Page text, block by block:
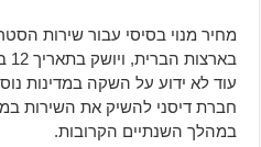
בארצות הברית, ויושק בתאריך 12 בנובמבר הקרוב.
עוד לא ידוע על השקה במדינות
חברת דיסני להשיק את השירות
במהלך השנתיים הקרובות.